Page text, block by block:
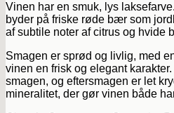
Vinen har en smuk, lys
byder på friske røde bær som
af subtile noter af citrus og hvide
Smagen er sprød og livlig, med
vinen en frisk og elegant
smagen, og eftersmagen er let
mineralitet, der gør vinen både